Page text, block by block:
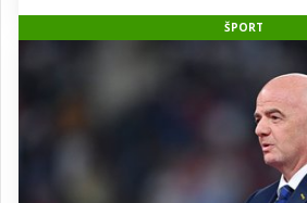
ŠPORT